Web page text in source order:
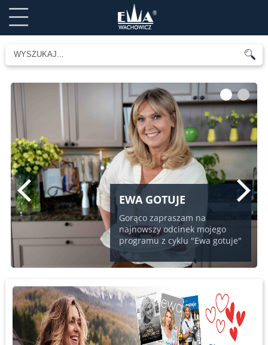
EWA GOTUJE
Gorąco zapraszam na
najnowszy odcinek mojego
programu z cyklu "Ewa gotuje"
1 2